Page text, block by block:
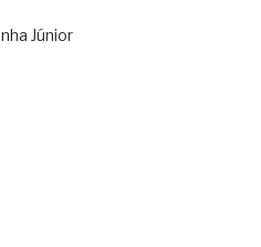
Júnior